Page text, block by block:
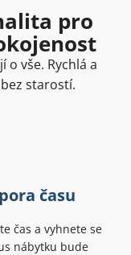
pro
o vše. Rychlá a
starostí.
času
čas a vyhnete se
nábytku bude